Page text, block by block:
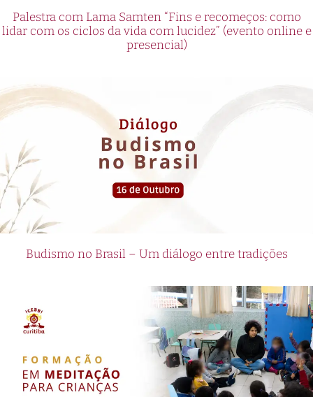
Palestra com Lama Samten “Fins e recomeços: como
lidar com os ciclos da vida com lucidez” (evento online e
presencial)
Budismo no Brasil – Um diálogo entre tradições